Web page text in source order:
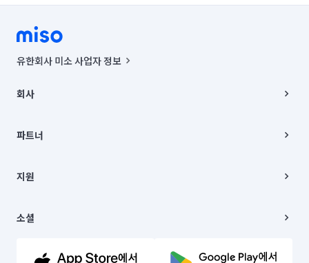
유한회사 미소 사업자 정보
00019 |
주소 | 본사: 서울특별시 종로구 율곡로 6(중학동, 트윈트리빌딩) B동 5층
컨택센터 : 서울특별시 종로구 수송동 율곡로 24, 7층, 8층 미소
상품, 상품정보, 거래에 관한 의무와 책임은 거래당사자에게 있습니다.
언론 보도 관련 문의:
© 유한회사 미소. Miso, Inc. All Rights Reserved.
회사
채용
파트너
이사
지원
이용약관
문의하기
소셜
유튜브